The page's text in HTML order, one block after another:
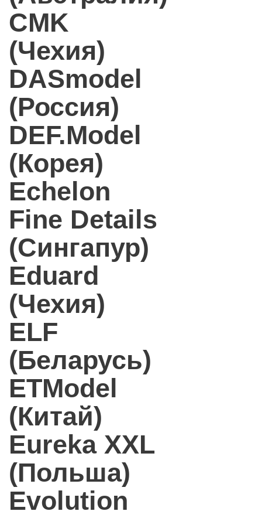
CMK
(Чехия)
DASmodel
(Россия)
DEF.Model
(Корея)
Echelon
Fine Details
(Сингапур)
Eduard
(Чехия)
ELF
(Беларусь)
ETModel
(Китай)
Eureka XXL
(Польша)
Evolution